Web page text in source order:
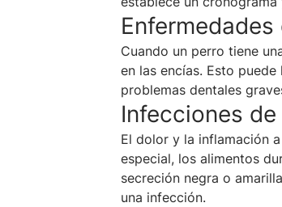
Cuando un perro tiene
en las encías. Esto
problemas dentales
Infecciones
El dolor y la inflamación
especial, los alimentos
secreción negra o
una infección.